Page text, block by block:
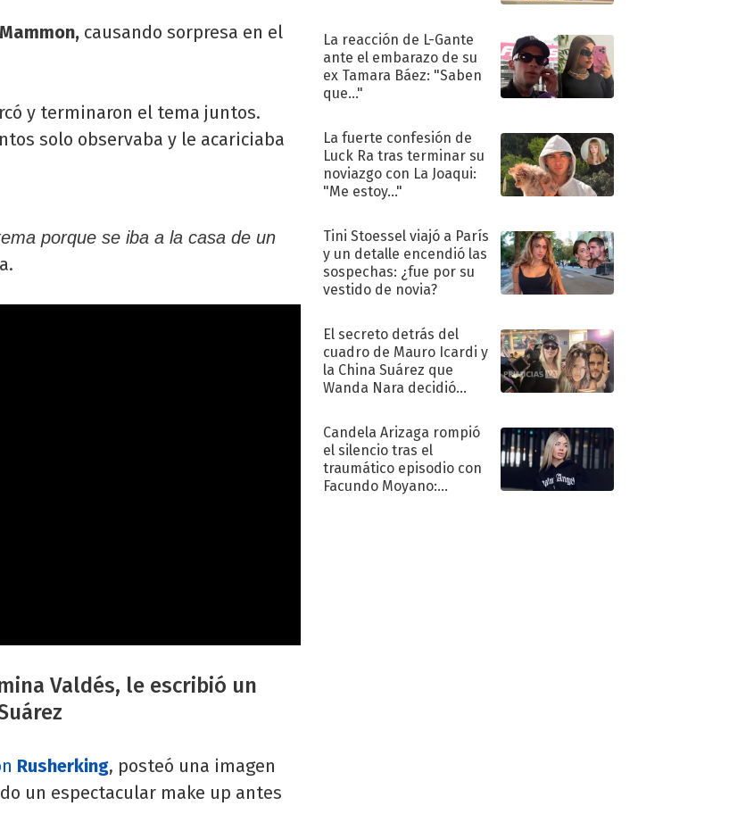
causando sorpresa en el
y terminaron el tema juntos.
solo observaba y le acariciaba
porque se iba a la casa de un
Valdés, le escribió un
Rusherking, posteó una imagen
un espectacular make up antes
La reacción de L-Gante
ante el embarazo de su
ex Tamara Báez: "Saben
que..."
La fuerte confesión de
Luck Ra tras terminar su
noviazgo con La Joaqui:
"Me estoy..."
Tini Stoessel viajó a París
y un detalle encendió las
sospechas: ¿fue por su
vestido de novia?
El secreto detrás del
cuadro de Mauro Icardi y
la China Suárez que
Wanda Nara decidió
Candela Arizaga rompió
el silencio tras el
traumático episodio con
Facundo Moyano: